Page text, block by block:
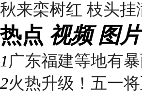
秋来栾树红 枝头挂
热点 视频 图片
1 广东福建等地有
2火热升级！五一